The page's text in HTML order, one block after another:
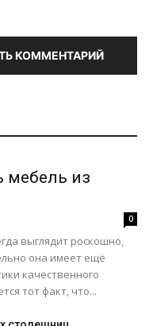
КОММЕНТАРИЙ
мебель из
0
выглядит роскошно,
она имеет ещё
качественного
тот факт, что...